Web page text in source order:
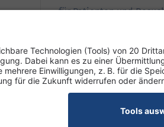
für Patienten und
für Einweiser
für Presse